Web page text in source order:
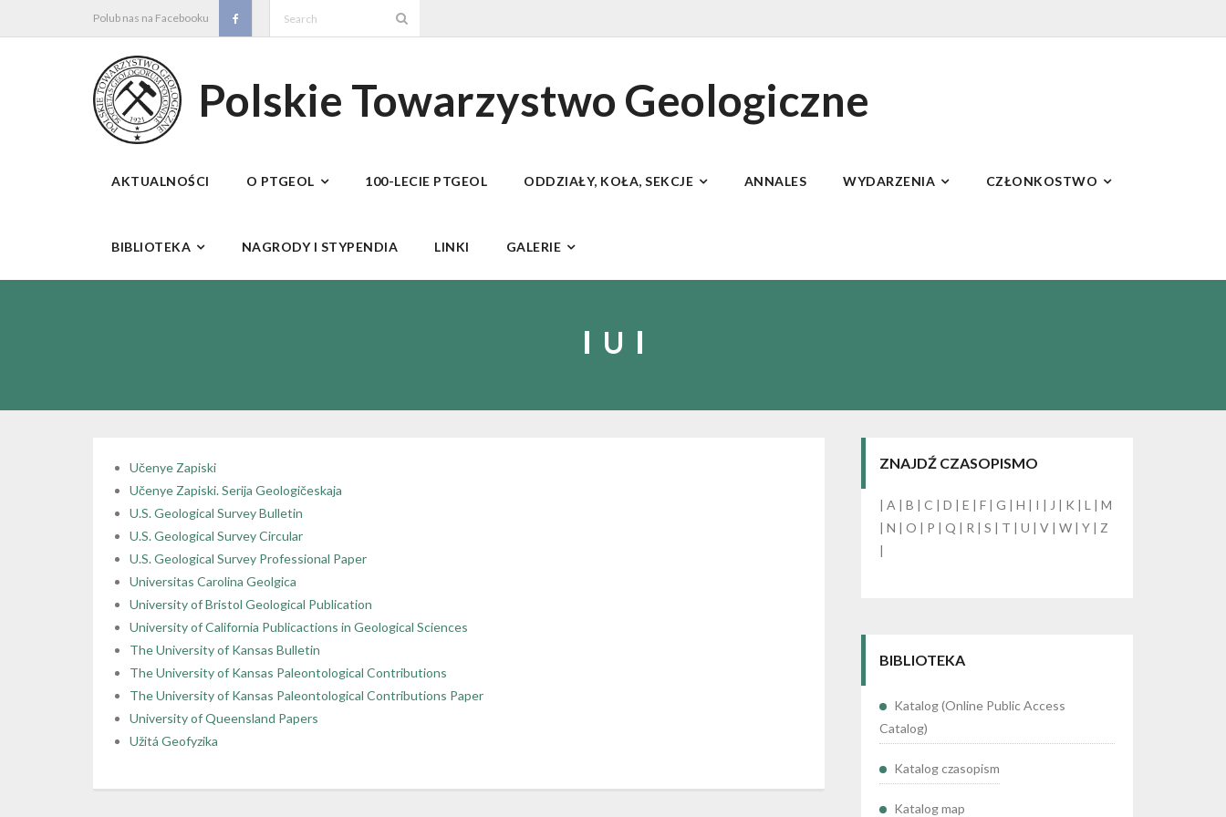
Polub nas na Facebooku
Polskie Towarzystwo Geologiczne
AKTUALNOŚCI O PTGEOL 100-LECIE PTGEOL ODDZIAŁY, KOŁA, SEKCJE ANNALES WYDARZENIA CZŁONKOSTWO
BIBLIOTEKA NAGRODY I STYPENDIA LINKI GALERIE
U
Učenye Zapiski
Učenye Zapiski. Serija Geologičeskaja
U.S. Geological Survey Bulletin
U.S. Geological Survey Circular
U.S. Geological Survey Professional Paper
Universitas Carolina Geolgica
University of Bristol Geological Publication
University of California Publicactions in Geological Sciences
The University of Kansas Bulletin
The University of Kansas Paleontological Contributions
The University of Kansas Paleontological Contributions Paper
University of Queensland Papers
Užitá Geofyzika
ZNAJDŹ CZASOPISMO
|A |B |C |D |E |F |G |H | I | J | K |L |M
|N |O | P |Q | R |S | T |U |V |W |Y | Z
|
BIBLIOTEKA
Katalog (Online Public Access
Catalog)
Katalog czasopism
Katalog map